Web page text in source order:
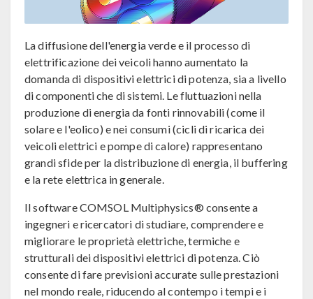
La diffusione dell'energia verde e il processo di
elettrificazione dei veicoli hanno aumentato la
domanda di dispositivi elettrici di potenza, sia a livello
di componenti che di sistemi. Le fluttuazioni nella
produzione di energia da fonti rinnovabili (come il
solare e l'eolico) e nei consumi (cicli di ricarica dei
veicoli elettrici e pompe di calore) rappresentano
grandi sfide per la distribuzione di energia, il buffering
e la rete elettrica in generale.
Il software COMSOL Multiphysics® consente a
ingegneri e ricercatori di studiare, comprendere e
migliorare le proprietà elettriche, termiche e
strutturali dei dispositivi elettrici di potenza. Ciò
consente di fare previsioni accurate sulle prestazioni
nel mondo reale, riducendo al contempo i tempi e i